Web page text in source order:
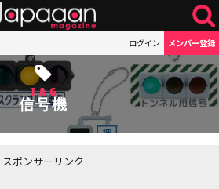
ログイン メンバー登録
TAG
信号機
スポンサーリンク